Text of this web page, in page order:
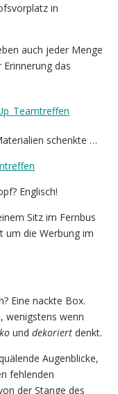
in
auch jeder Menge
das
schenkte …
Englisch!
Sitz im Fernbus
um die Werbung im
Eine nackte Box.
wenigstens wenn
und dekoriert denkt.
Augenblicke,
fehlenden
der Stange des